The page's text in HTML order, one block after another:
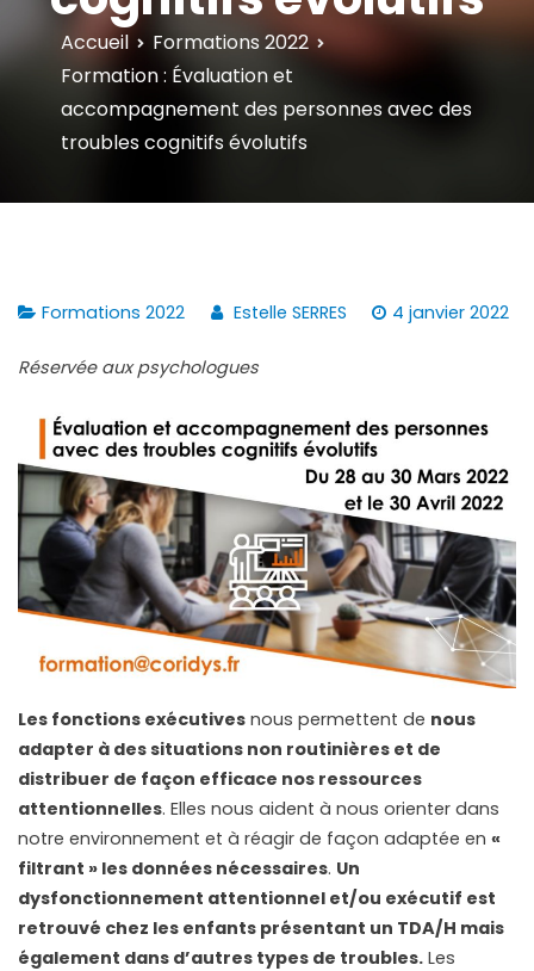
Accueil
Formations 2022
Formation : Évaluation et
accompagnement des personnes avec des
troubles cognitifs évolutifs
Formations 2022 Estelle SERRES 4 janvier 2022
Réservée aux psychologues
Les fonctions exécutives nous permettent de nous
adapter à des situations non routinières et de
distribuer de façon efficace nos ressources
attentionnelles. Elles nous aident à nous orienter dans
notre environnement et à réagir de façon adaptée en «
filtrant » les données nécessaires. Un
dysfonctionnement attentionnel et/ou exécutif est
retrouvé chez les enfants présentant un TDA/H mais
également dans d’autres types de troubles. Les